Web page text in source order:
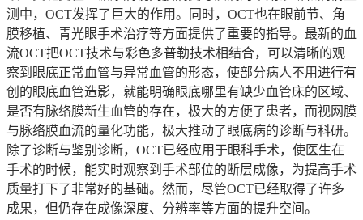
测中，OCT发挥了巨大的作用。同时，OCT也在眼前节、角
膜移植、青光眼手术治疗等方面提供了重要的指导。最新的血
流OCT把OCT技术与彩色多普勒技术相结合，可以清晰的观
察到眼底正常血管与异常血管的形态，使部分病人不用进行有
创的眼底血管造影，就能明确眼底哪里有缺少血管床的区域、
是否有脉络膜新生血管的存在，极大的方便了患者，而视网膜
与脉络膜血流的量化功能，极大推动了眼底病的诊断与科研。
除了诊断与鉴别诊断，OCT已经应用于眼科手术，使医生在
手术的时候，能实时观察到手术部位的断层成像，为提高手术
质量打下了非常好的基础。然而，尽管OCT已经取得了许多
成果，但仍存在成像深度、分辨率等方面的提升空间。